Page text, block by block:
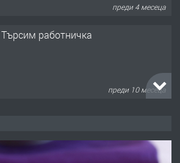
преди 10 месеца
Продава употребявани чисти и
преди 1 година